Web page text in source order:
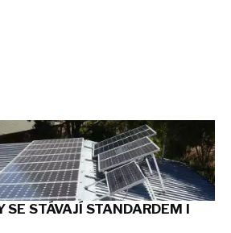
SE STÁVAJÍ STANDARDEM I